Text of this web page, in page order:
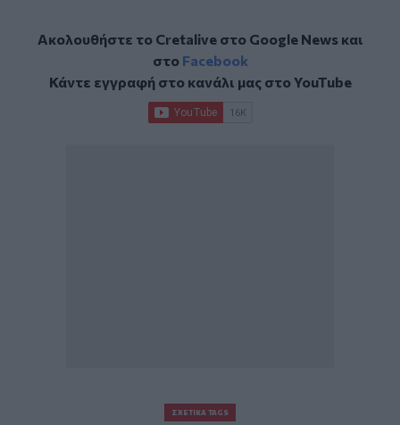
Ακολουθήστε το Cretalive στο Google Newsκαι
στο Facebook
Κάντε εγγραφή στο κανάλι μας στοYouTube
ΣΧΕΤΙΚΆ TAGS